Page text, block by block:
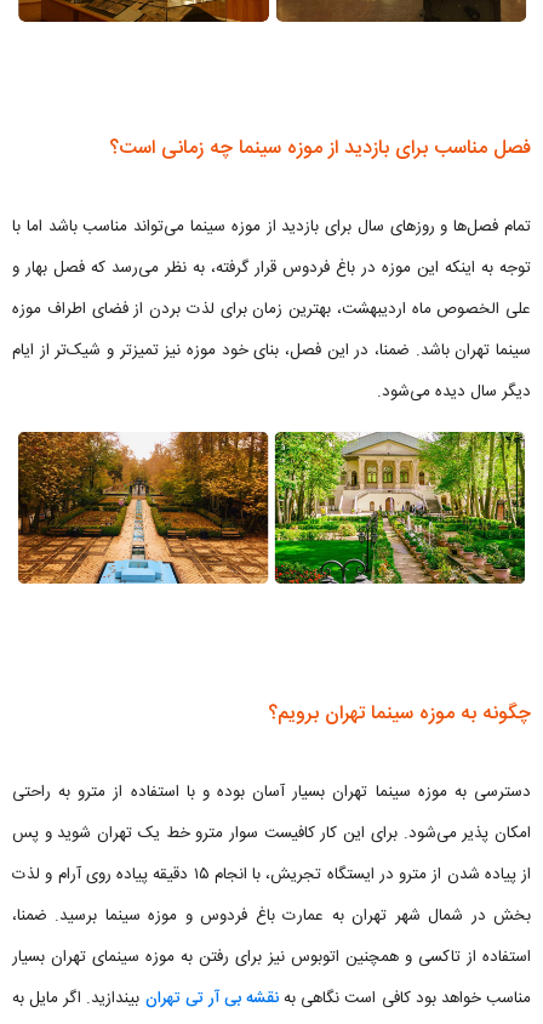
فصل مناسب برای بازدید از موزه سینما چه زمانی است؟
تمام فصل‌ها و روزهای سال برای بازدید از موزه سینما می‌تواند مناسب باشد اما با
توجه به اینکه این موزه در باغ فردوس قرار گرفته، به نظر می‌رسد که فصل بهار و
علی الخصوص ماه اردیبهشت، بهترین زمان برای لذت بردن از فضای اطراف موزه
سینما تهران باشد. ضمنا، در این فصل، بنای خود موزه نیز تمیزتر و شیک‌تر از ایام
دیگر سال دیده می‌شود.
چگونه به موزه سینما تهران برویم؟
دسترسی به موزه سینما تهران بسیار آسان بوده و با استفاده از مترو به راحتی
امکان پذیر می‌شود. برای این کار کافیست سوار مترو خط یک تهران شوید و پس
از پیاده شدن از مترو در ایستگاه تجریش، با انجام ۱۵ دقیقه پیاده روی آرام و لذت
بخش در شمال شهر تهران به عمارت باغ فردوس و موزه سینما برسید. ضمنا،
استفاده از تاکسی و همچنین اتوبوس نیز برای رفتن به موزه سینمای تهران بسیار
مناسب خواهد بود کافی است نگاهی بهنقشه بی آر تی تهران بیندازید. اگر مایل به